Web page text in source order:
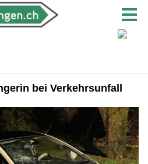
bei Verkehrsunfall